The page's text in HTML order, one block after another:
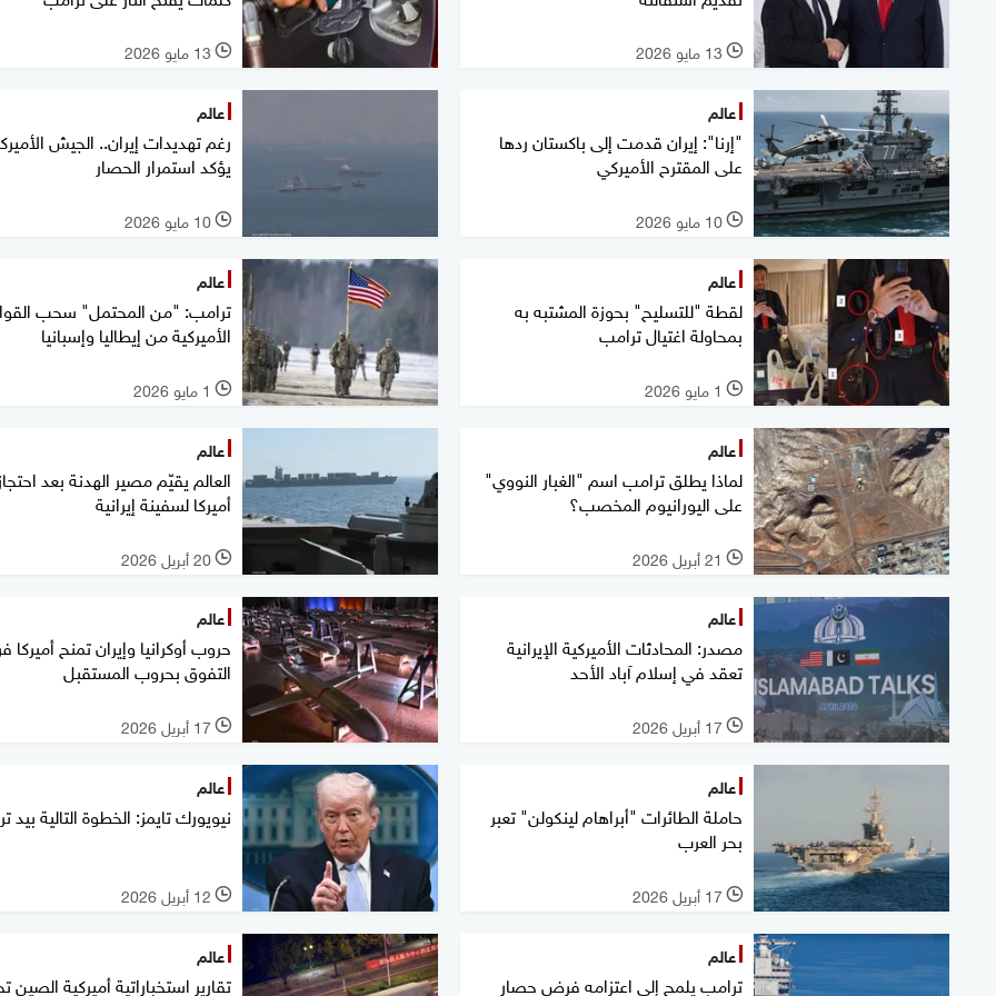
l 13 مايو 2026 l 13 مايو 2026
عالم
"إرنا": إيران قدمت إلى باكستان ردها
على المقترح الأميركي
l 10 مايو 2026
عالم
رغم تهديدات إيران.. الجيش
يؤكد استمرار الحصار
l 10 مايو 2026
عالم
لقطة "للتسليح" بحوزة المشتبه به
بمحاولة اغتيال ترامب
l 1 مايو 2026
عالم
ترامب: "من المحتمل" سحب
الأميركية من إيطاليا وإسبانيا
l 1 مايو 2026
عالم
لماذا يطلق ترامب اسم "الغبار النووي"
على اليورانيوم المخصب؟
l 21 أبريل 2026
عالم
العالم يقيّم مصير الهدنة بعد
أميركا لسفينة إيرانية
l 20 أبريل 2026
عالم
مصدر: المحادثات الأميركية الإيرانية
تعقد في إسلام آباد الأحد
l 17 أبريل 2026
عالم
حروب أوكرانيا وإيران تمنح
التفوق بحروب المستقبل
l 17 أبريل 2026
عالم
حاملة الطائرات "أبراهام لينكولن" تعبر
بحر العرب
l 17 أبريل 2026
عالم
نيويورك تايمز: الخطوة التالية بيد
l 12 أبريل 2026
عالم
ترامب يلمح إلى اعتزامه فرض حصار
عالم
تقارير استخباراتية أميركية الصين